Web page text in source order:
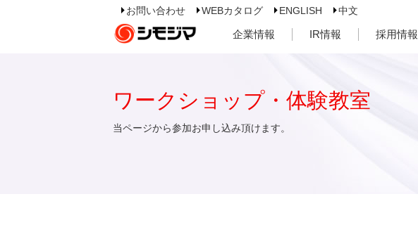
お問い合わせ WEBカタログ ENGLISH 中文
企業情報 IR情報 採用情報
ワークショップ・体験教室
当ページから参加お申し込み頂けます。